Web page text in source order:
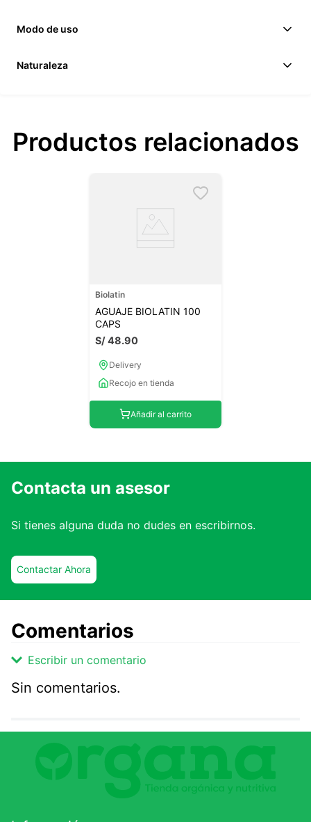
Modo de uso
Naturaleza
Productos relacionados
Biolatin
AGUAJE BIOLATIN 100
CAPS
S/48.90
Delivery
Recojo en tienda
Añadir al carrito
Contacta un asesor
Si tienes alguna duda no dudes en escribirnos.
Contactar Ahora
Comentarios
Escribir un comentario
Comentario
Califique el producto de 1 a 5 estrellas
Sin comentarios.